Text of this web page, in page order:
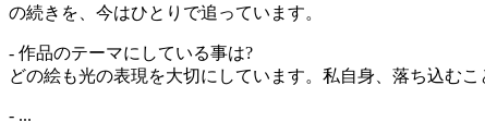
の続きを、今はひとりで追っています。
- 作品のテーマにしている事は?
どの絵も光の表現を大切にしています。私自身、落ち込む
- ...